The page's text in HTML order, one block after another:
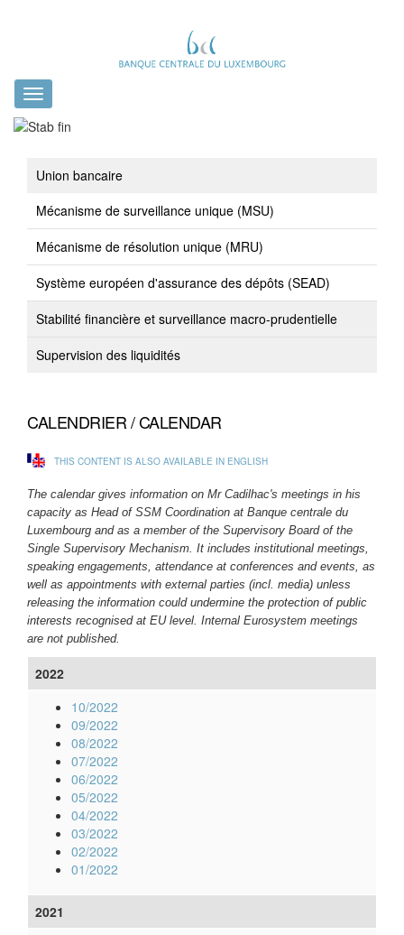
Toggle
navigation
Union bancaire
Mécanisme de surveillance unique (MSU)
Mécanisme de résolution unique (MRU)
Système européen d'assurance des dépôts (SEAD)
Stabilité financière et surveillance macro-prudentielle
Supervision des liquidités
CALENDRIER / CALENDAR
THIS CONTENT IS ALSO AVAILABLE IN ENGLISH
The calendar gives information on Mr Cadilhac's meetings in his
capacity as Head of SSM Coordination at Banque centrale du
Luxembourg and as a member of the Supervisory Board of the
Single Supervisory Mechanism. It includes institutional meetings,
speaking engagements, attendance at conferences and events, as
well as appointments with external parties (incl. media) unless
releasing the information could undermine the protection of public
interests recognised at EU level. Internal Eurosystem meetings
are not published.
2022
10/2022
09/2022
08/2022
07/2022
06/2022
05/2022
04/2022
03/2022
02/2022
01/2022
2021